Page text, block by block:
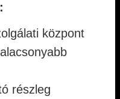
központ
részleg